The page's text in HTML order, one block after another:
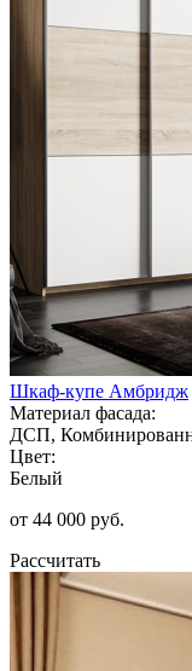
Шкаф-купе Амбридж
Материал фасада:
ДСП,
Цвет:
Белый
от 44 000 руб.
Рассчитать